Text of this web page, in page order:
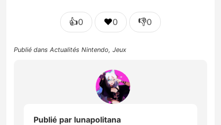
👍0 ❤️0 👎0
Publié dansActualités Nintendo,Jeux
Publié par lunapolitana